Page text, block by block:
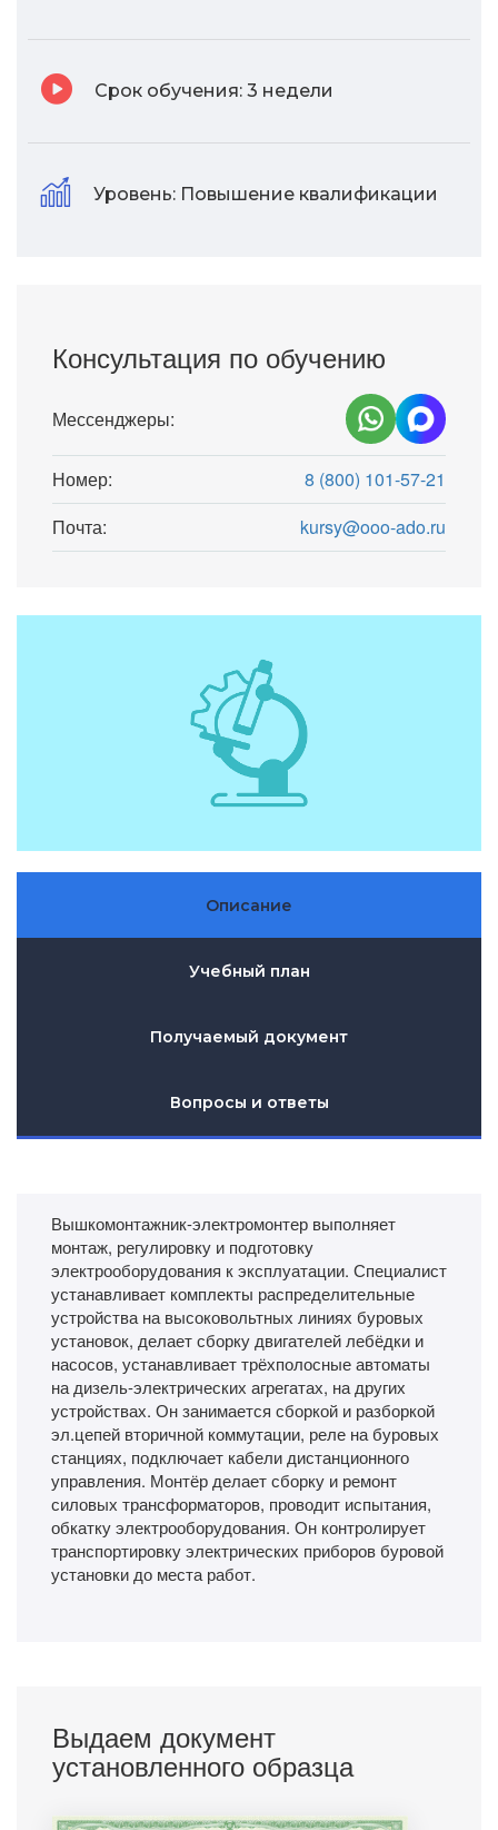
Срок обучения: 3 недели
Уровень: Повышение квалификации
Консультация по обучению
Мессенджеры:
Номер:
8 (800) 101-57-21
Почта:
kursy@ooo-ado.ru
Описание
Учебный план
Получаемый документ
Вопросы и ответы
Вышкомонтажник-электромонтер выполняет
монтаж, регулировку и подготовку
электрооборудования к эксплуатации. Специалист
устанавливает комплекты распределительные
устройства на высоковольтных линиях буровых
установок, делает сборку двигателей лебёдки и
насосов, устанавливает трёхполосные автоматы
на дизель-электрических агрегатах, на других
устройствах. Он занимается сборкой и разборкой
эл.цепей вторичной коммутации, реле на буровых
станциях, подключает кабели дистанционного
управления. Монтёр делает сборку и ремонт
силовых трансформаторов, проводит испытания,
обкатку электрооборудования. Он контролирует
транспортировку электрических приборов буровой
установки до места работ.
Выдаем документ
установленного образца